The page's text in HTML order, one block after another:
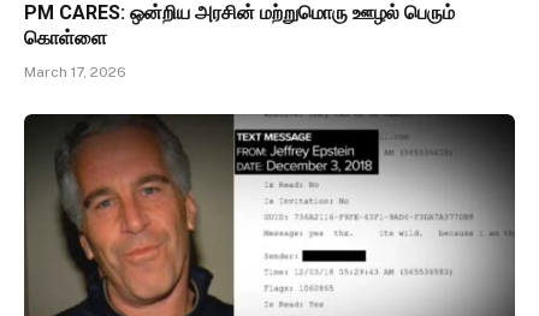
PM CARES: ஒன்றிய அரசின் மற்றுமொரு ஊழல் பெரும்
கொள்ளை
March 17, 2026